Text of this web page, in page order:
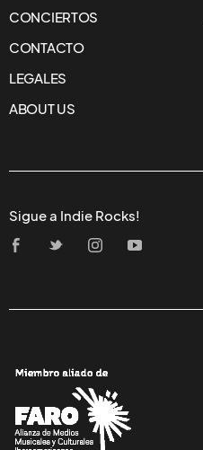
CONCIERTOS
CONTACTO
LEGALES
ABOUT US
Sigue a Indie Rocks!